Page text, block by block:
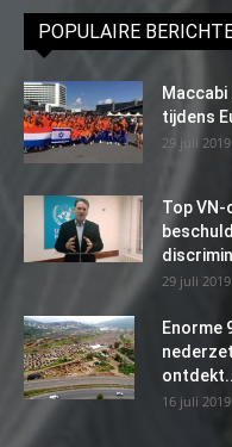
POPULAIRE
tijdens
29 juli 2019
Top
29 juli 2019
Enorme
16 juli 2019